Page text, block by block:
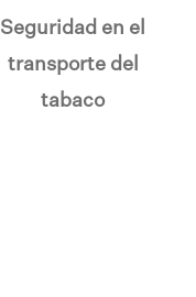
Seguridad en el
transporte del
tabaco